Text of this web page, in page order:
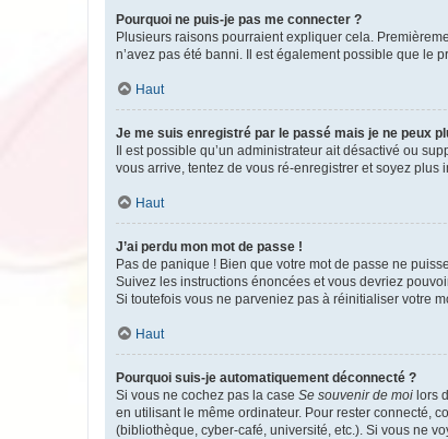
Pourquoi ne puis-je pas me connecter ?
Plusieurs raisons pourraient expliquer cela.
n’avez pas été banni. Il est également possible que le
Haut
Je me suis enregistré par le passé mais je ne peux
Il est possible qu’un administrateur ait désactivé ou
vous arrive, tentez de vous ré-enregistrer et soyez plus
Haut
J’ai perdu mon mot de passe !
Pas de panique ! Bien que votre mot de passe ne
Suivez les instructions énoncées et vous devriez
Si toutefois vous ne parveniez pas à réinitialiser votre
Haut
Pourquoi suis-je automatiquement déconnecté ?
Si vous ne cochez pas la case Se souvenir de moi lors
en utilisant le même ordinateur. Pour rester connecté,
(bibliothèque, cyber-café, université, etc.). Si vous ne